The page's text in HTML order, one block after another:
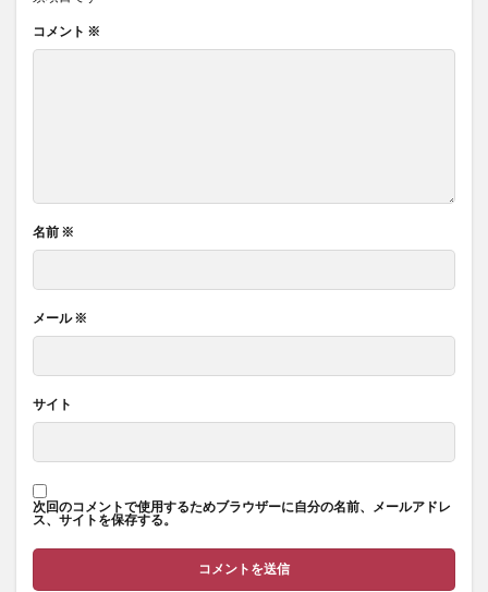
コメント ※
名前 ※
メール※
サイト
次回のコメントで使用するためブラウザーに自分の名前、メールアドレ
ス、サイトを保存する。